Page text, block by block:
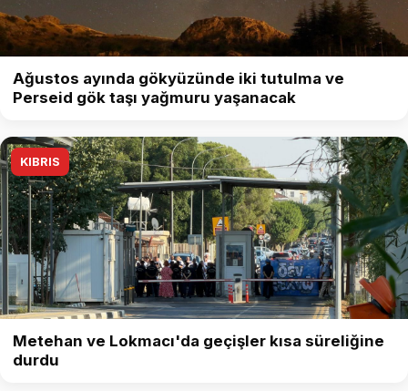
Ağustos ayında gökyüzünde iki tutulma ve
Perseid gök taşı yağmuru yaşanacak
KIBRIS
Metehan ve Lokmacı'da geçişler kısa süreliğine
durdu